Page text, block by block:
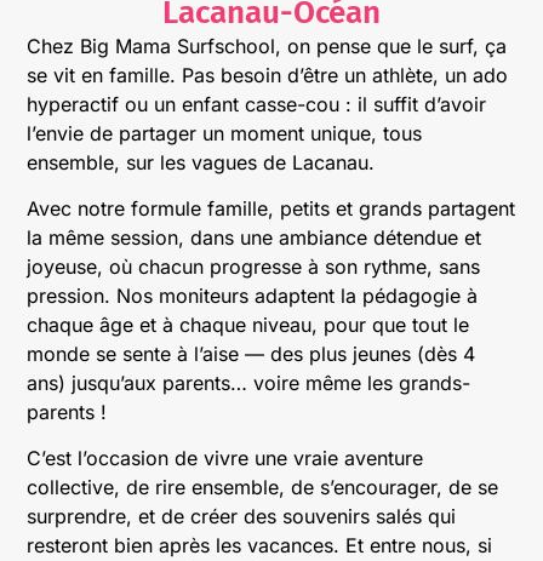
Lacanau-Océan
Chez Big Mama Surfschool, on pense que le surf, ça
se vit en famille. Pas besoin d’être un athlète, un ado
hyperactif ou un enfant casse-cou : il suffit d’avoir
l’envie de partager un moment unique, tous
ensemble, sur les vagues de Lacanau.
Avec notre formule famille, petits et grands partagent
la même session, dans une ambiance détendue et
joyeuse, où chacun progresse à son rythme, sans
pression. Nos moniteurs adaptent la pédagogie à
chaque âge et à chaque niveau, pour que tout le
monde se sente à l’aise — des plus jeunes (dès 4
ans) jusqu’aux parents… voire même les grands-
parents !
C’est l’occasion de vivre une vraie aventure
collective, de rire ensemble, de s’encourager, de se
surprendre, et de créer des souvenirs salés qui
resteront bien après les vacances. Et entre nous, si